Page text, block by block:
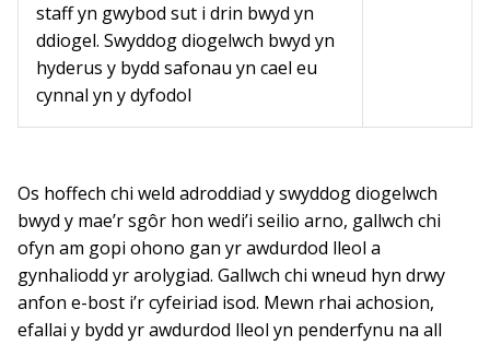
staff yn gwybod sut i drin bwyd yn
ddiogel. Swyddog diogelwch bwyd yn
hyderus y bydd safonau yn cael eu
cynnal yn y dyfodol
Os hoffech chi weld adroddiad y swyddog diogelwch
bwyd y mae’r sgôr hon wedi’i seilio arno, gallwch chi
ofyn am gopi ohono gan yr awdurdod lleol a
gynhaliodd yr arolygiad. Gallwch chi wneud hyn drwy
anfon e-bost i’r cyfeiriad isod. Mewn rhai achosion,
efallai y bydd yr awdurdod lleol yn penderfynu na all